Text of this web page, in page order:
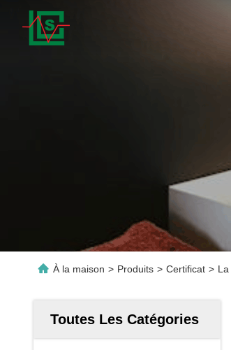
À la maison > Produits > Certificat >
Toutes Les Catégories